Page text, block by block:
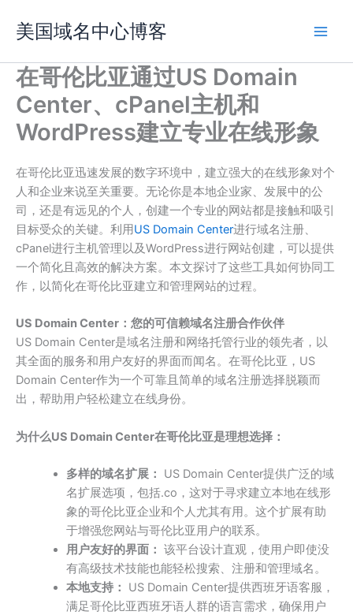
容
美国域名中心博客
在哥伦比亚通过US Domain
Center、cPanel主机和
WordPress建立专业在线形象
在哥伦比亚迅速发展的数字环境中，建立强大的在线形象对个
人和企业来说至关重要。无论你是本地企业家、发展中的公
司，还是有远见的个人，创建一个专业的网站都是接触和吸引
目标受众的关键。利用US Domain Center进行域名注册、
cPanel进行主机管理以及WordPress进行网站创建，可以提供
一个简化且高效的解决方案。本文探讨了这些工具如何协同工
作，以简化在哥伦比亚建立和管理网站的过程。
US Domain Center：您的可信赖域名注册合作伙伴
US Domain Center是域名注册和网络托管行业的领先者，以
其全面的服务和用户友好的界面而闻名。在哥伦比亚，US
Domain Center作为一个可靠且简单的域名注册选择脱颖而
出，帮助用户轻松建立在线身份。
为什么US Domain Center在哥伦比亚是理想选择：
多样的域名扩展：
US Domain Center提供广泛的域
名扩展选项，包括.co，这对于寻求建立本地在线形
象的哥伦比亚企业和个人尤其有用。这个扩展有助
于增强您网站与哥伦比亚用户的联系。
用户友好的界面： 该平台设计直观，使用户即使没
有高级技术技能也能轻松搜索、注册和管理域名。
本地支持：
US Domain Center提供西班牙语客服，
满足哥伦比亚西班牙语人群的语言需求，确保用户